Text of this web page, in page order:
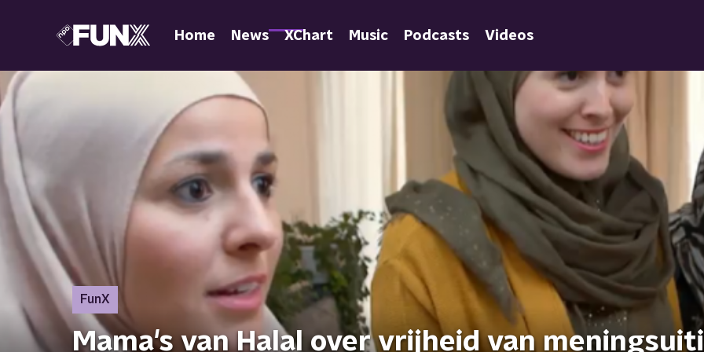
Home News XChart Music Podcasts Videos
FunX
Mama's van Halal over vrijheid van